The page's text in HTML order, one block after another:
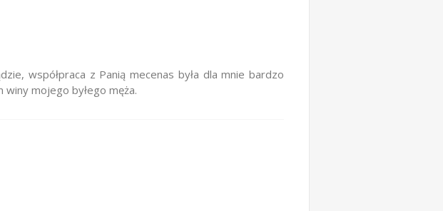
współpraca z Panią mecenas była dla mnie bardzo
mojego byłego męża.